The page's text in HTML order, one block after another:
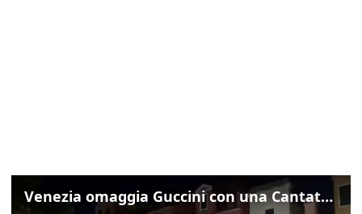
Venezia omaggia Guccini con una Cantata Anarchica in campo Santa Margherita